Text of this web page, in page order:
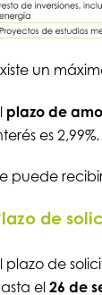
un
plazo de
es 2,99%.
puede
de
plazo de
el 26 de